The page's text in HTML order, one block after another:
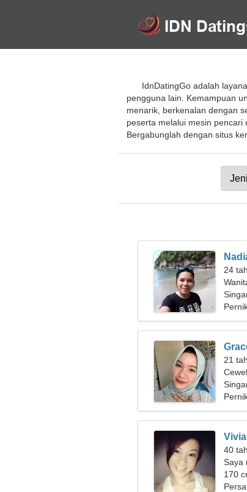
IdnDatingGo adalah
pengguna lain. Kemampuan
menarik, berkenalan dengan
peserta melalui mesin pencari
Bergabunglah dengan situs
24
21
40
Saya
170